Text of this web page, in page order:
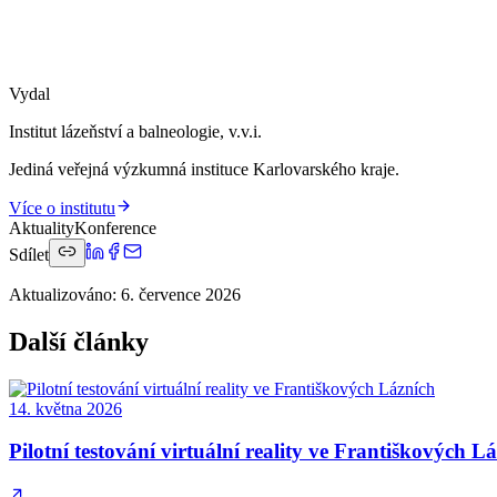
Vydal
Institut lázeňství a balneologie, v.v.i.
Jediná veřejná výzkumná instituce Karlovarského kraje.
Více o institutu
AktualityKonference
Sdílet
Aktualizováno: 6. července 2026
Další články
14. května 2026
Pilotní testování virtuální reality ve Františkových